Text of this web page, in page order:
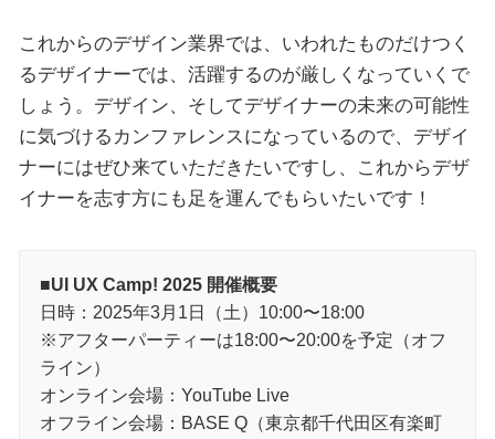
これからのデザイン業界では、いわれたものだけつく
るデザイナーでは、活躍するのが厳しくなっていくで
しょう。デザイン、そしてデザイナーの未来の可能性
に気づけるカンファレンスになっているので、デザイ
ナーにはぜひ来ていただきたいですし、これからデザ
イナーを志す方にも足を運んでもらいたいです！
■UI UX Camp! 2025 開催概要
⽇時：2025年3⽉1⽇（土）10:00〜18:00
※アフターパーティーは18:00〜20:00を予定（オフ
ライン）
オンライン会場：YouTube Live
オフライン会場：BASE Q（東京都千代田区有楽町